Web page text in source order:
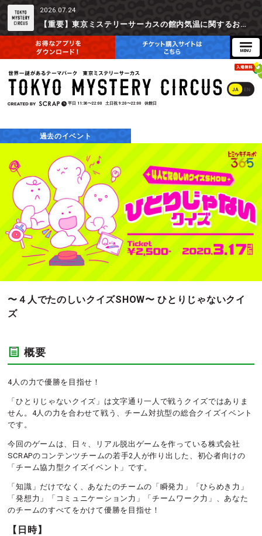
2026.07.24
【重要】東京ミステリーサーカスの館内気温に関するお詫びとご参加辞退時の返金対応について
JA EN
平日 11:30〜22:00 土日祝 9:20〜22:00 休館日
過去のイベント
〜４人でたのしいクイズSHOW〜 ひとりじゃないクイ
ズ
概要
4人の力で優勝を目指せ！
「ひとりじゃないクイズ」は文字通り一人で戦うクイズではありま
せん。4人の力を合わせて戦う、チーム対抗型の総合クイズイベント
です。
今回のゲームは、日々、リアル脱出ゲームを作っている株式会社
SCRAPのコンテンツチームの若手2人が作り出した、初心者向けの
「チーム協力型クイズイベント」です。
「知識」だけでなく、あなたのチームの「瞬発力」「ひらめき力」
「発想力」「コミュニケーション力」「チームワーク力」、あなた
のチームのすべてをかけて優勝を目指せ！
【日時】